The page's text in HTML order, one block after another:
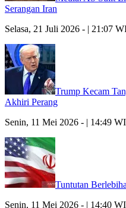
Serangan Iran
Selasa, 21 Juli 2026 - | 21:07
Trump Kecam
Akhiri Perang
Senin, 11 Mei 2026 - | 14:49
Tuntutan
Senin, 11 Mei 2026 - | 14:40